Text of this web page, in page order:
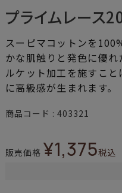
プライムレー
スーピマコットンを
かな肌触りと発色に優
ルケット加工を施すこ
に高級感が生まれます。
商品コード 403321
販売価格 ¥1,375税込